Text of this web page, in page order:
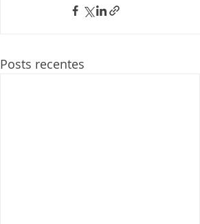
Posts recentes